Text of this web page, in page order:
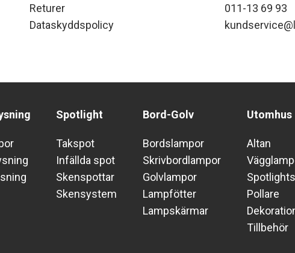
Returer
Dataskyddspolicy
011-13 69 93
Spotlight
Takspot
Infällda spot
Skenspottar
Skensystem
Bord-Golv
Bordslampor
Skrivbordlampor
Golvlampor
Lampfötter
Lampskärmar
Utomhus
Altan
Spotlights
Pollare
Tillbehör